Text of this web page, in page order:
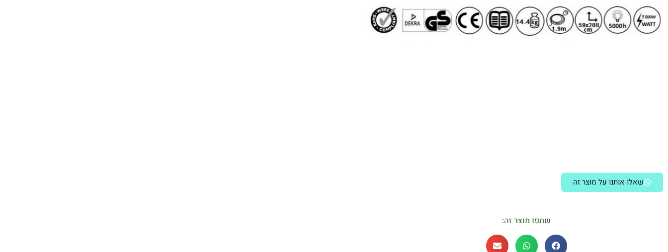
שאלו אותנו על מוצר זה
שתפו מוצר זה: